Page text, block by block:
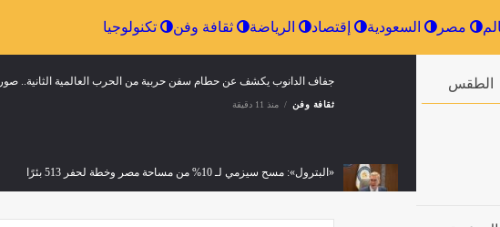
مصر السعودية إقتصاد الرياضة ثقافة وفن
الطقس
رعدية
جفاف الدانوب يكشف عن حطام سفن حربية من الحرب العالمية الثانية.. صور
ثقافة وفن منذ 11 دقيقة
«البترول»: مسح سيزمي لـ 10% من مساحة مصر وخطة لحفر 513 بئرًا